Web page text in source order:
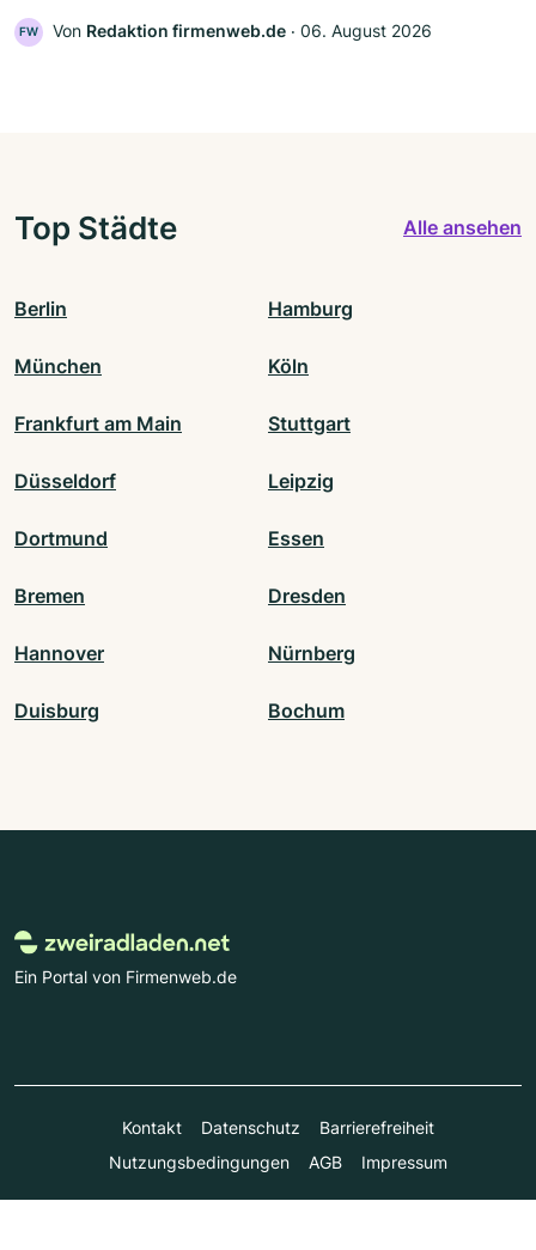
FW Von Redaktion firmenweb.de ‧ 06. August 2026
Top Städte Alle ansehen
Berlin Hamburg
München Köln
Frankfurt am Main Stuttgart
Düsseldorf Leipzig
Dortmund Essen
Bremen Dresden
Hannover Nürnberg
Duisburg Bochum
Ein Portal von Firmenweb.de
Kontakt Datenschutz
Barrierefreiheit
Nutzungsbedingungen
AGB Impressum